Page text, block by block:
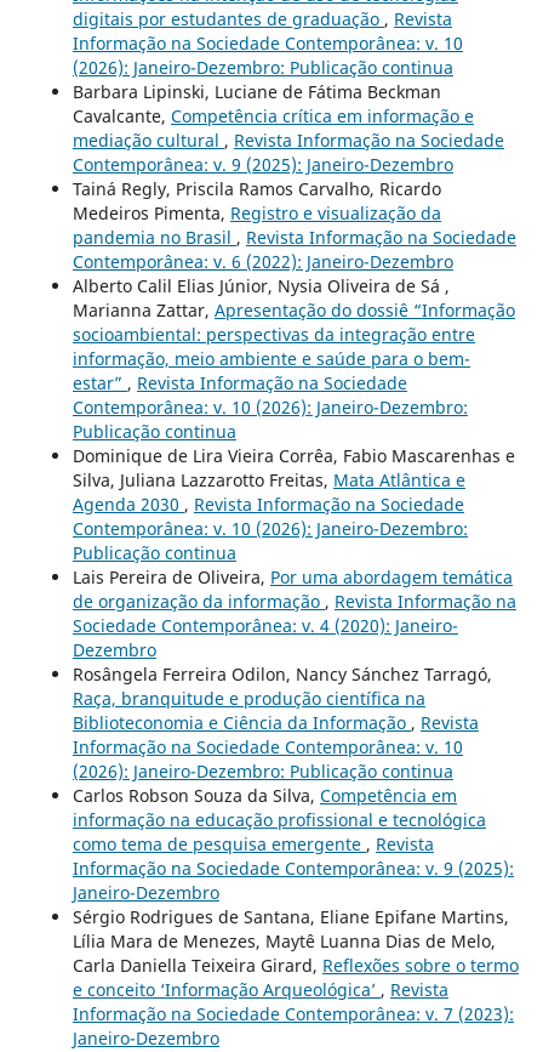
digitais por estudantes de graduação , Revista
Informação na Sociedade Contemporânea: v. 10
(2026): Janeiro-Dezembro: Publicação continua
Barbara Lipinski, Luciane de Fátima Beckman
Cavalcante, Competência crítica em informação e
mediação cultural , Revista Informação na Sociedade
Contemporânea: v. 9 (2025): Janeiro-Dezembro
Tainá Regly, Priscila Ramos Carvalho, Ricardo
Medeiros Pimenta, Registro e visualização da
pandemia no Brasil , Revista Informação na Sociedade
Contemporânea: v. 6 (2022): Janeiro-Dezembro
Alberto Calil Elias Júnior, Nysia Oliveira de Sá ,
Marianna Zattar, Apresentação do dossiê “Informação
socioambiental: perspectivas da integração entre
informação, meio ambiente e saúde para o bem-
estar” , Revista Informação na Sociedade
Contemporânea: v. 10 (2026): Janeiro-Dezembro:
Publicação continua
Dominique de Lira Vieira Corrêa, Fabio Mascarenhas e
Silva, Juliana Lazzarotto Freitas, Mata Atlântica e
Agenda 2030 , Revista Informação na Sociedade
Contemporânea: v. 10 (2026): Janeiro-Dezembro:
Publicação continua
Lais Pereira de Oliveira, Por uma abordagem temática
de organização da informação , Revista Informação na
Sociedade Contemporânea: v. 4 (2020): Janeiro-
Dezembro
Rosângela Ferreira Odilon, Nancy Sánchez Tarragó,
Raça, branquitude e produção científica na
Biblioteconomia e Ciência da Informação , Revista
Informação na Sociedade Contemporânea: v. 10
(2026): Janeiro-Dezembro: Publicação continua
Carlos Robson Souza da Silva, Competência em
informação na educação profissional e tecnológica
como tema de pesquisa emergente , Revista
Informação na Sociedade Contemporânea: v. 9 (2025):
Janeiro-Dezembro
Sérgio Rodrigues de Santana, Eliane Epifane Martins,
Lília Mara de Menezes, Maytê Luanna Dias de Melo,
Carla Daniella Teixeira Girard, Reflexões sobre o termo
e conceito ‘Informação Arqueológica’ , Revista
Informação na Sociedade Contemporânea: v. 7 (2023):
Janeiro-Dezembro